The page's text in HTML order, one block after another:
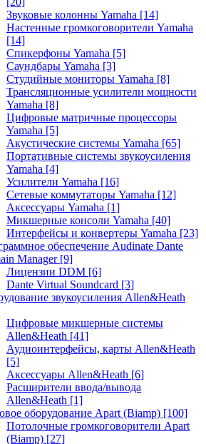
Звуковые колонны Yamaha [14]
Настенные громкоговорители Yamaha
[14]
Спикерфоны Yamaha [5]
Саундбары Yamaha [3]
Студийные мониторы Yamaha [8]
Трансляционные усилители мощности
Yamaha [8]
Цифровые матричные процессоры
Yamaha [5]
Акустические системы Yamaha [65]
Портативные системы звукоусиления
Yamaha [4]
Усилители Yamaha [16]
Сетевые коммутаторы Yamaha [12]
Аксессуары Yamaha [1]
Микшерные консоли Yamaha [40]
Интерфейсы и конвертеры Yamaha [23]
обеспечение Audinate Dante
Manager [9]
Лицензии DDM [6]
Dante Virtual Soundcard [3]
звукоусиления Allen&Heath
Цифровые микшерные системы
Allen&Heath [41]
Аудиоинтерфейсы, карты Allen&Heath
[5]
Аксессуары Allen&Heath [6]
Расширители ввода/вывода
Allen&Heath [1]
оборудование Apart (Biamp) [100]
Потолочные громкоговорители Apart
(Biamp) [27]